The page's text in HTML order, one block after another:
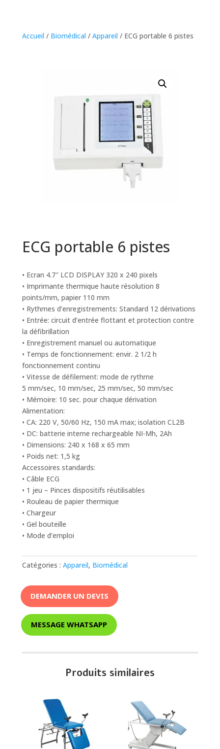
Accueil / Biomédical / Appareil / ECG portable 6 pistes
ECG portable 6 pistes
• Ecran 4.7″ LCD DISPLAY 320 x 240 pixels
• Imprimante thermique haute résolution 8
points/mm, papier 110 mm
• Rythmes d’enregistrements: Standard 12 dérivations
• Entrée: circuit d’entrée flottant et protection contre
la défibrillation
• Enregistrement manuel ou automatique
• Temps de fonctionnement: envir. 2 1/2 h
fonctionnement continu
• Vitesse de défilement: mode de rythme
5 mm/sec, 10 mm/sec, 25 mm/sec, 50 mm/sec
• Mémoire: 10 sec. pour chaque dérivation
Alimentation:
• CA: 220 V, 50/60 Hz, 150 mA max; isolation CL2B
• DC: batterie interne rechargeable NI-Mh, 2Ah
• Dimensions: 240 x 168 x 65 mm
• Poids net: 1,5 kg
Accessoires standards:
• Câble ECG
• 1 jeu – Pinces dispositifs réutilisables
• Rouleau de papier thermique
• Chargeur
• Gel bouteille
• Mode d’emploi
Catégories : Appareil, Biomédical
DEMANDER UN DEVIS
MESSAGE WHATSAPP
Produits similaires